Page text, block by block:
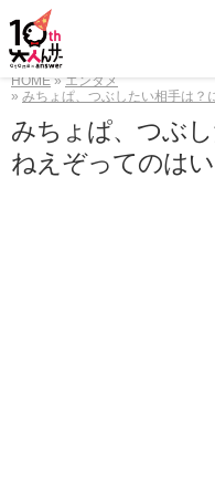
HOME
エンタメ
みちょぱ、つぶしたい相手は？
みちょぱ、つぶ
ねえぞってのはい